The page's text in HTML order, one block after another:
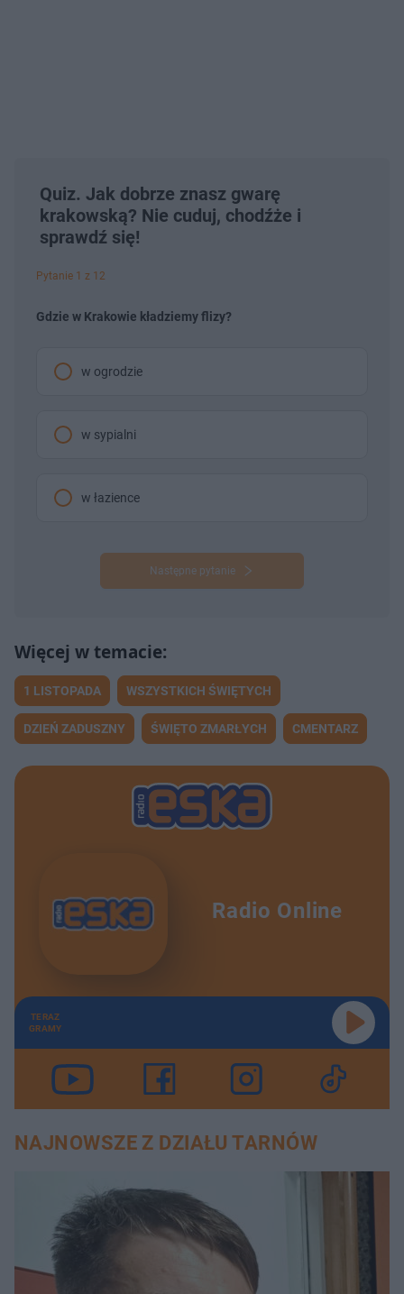
Quiz. Jak dobrze znasz gwarę
krakowską? Nie cuduj, chodźże i
sprawdź się!
Pytanie 1 z 12
Gdzie w Krakowie kładziemy flizy?
w ogrodzie
w sypialni
w łazience
Następne pytanie
1 LISTOPADA WSZYSTKICH ŚWIĘTYCH
DZIEŃ ZADUSZNY ŚWIĘTO ZMARŁYCH CMENTARZ
Radio Online
TERAZ
GRAMY
NAJNOWSZE Z DZIAŁU TARNÓW